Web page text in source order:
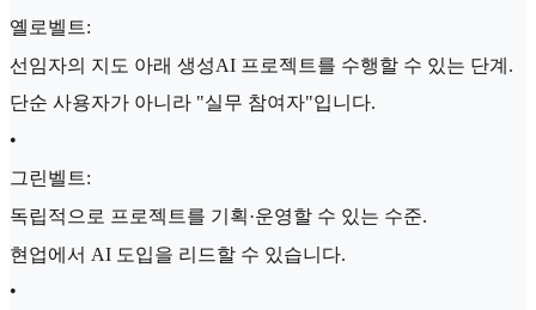
옐로벨트:
선임자의 지도 아래 생성AI 프로젝트를 수행할 수 있는 단계.
단순 사용자가 아니라 "실무 참여자"입니다.
•
그린벨트:
독립적으로 프로젝트를 기획·운영할 수 있는 수준.
현업에서 AI 도입을 리드할 수 있습니다.
•